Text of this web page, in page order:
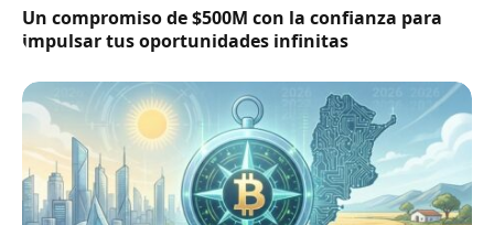
Un compromiso de $500M con la confianza para
impulsar tus oportunidades infinitas